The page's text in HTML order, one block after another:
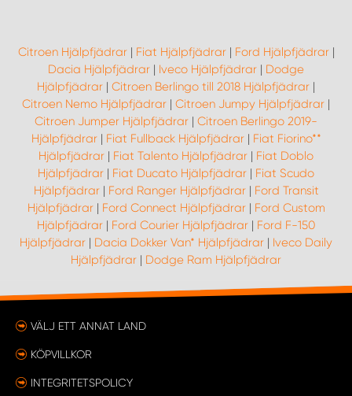
Citroen Hjälpfjädrar| Fiat Hjälpfjädrar| Ford Hjälpfjädrar|
Dacia Hjälpfjädrar | Iveco Hjälpfjädrar | Dodge
Hjälpfjädrar | Citroen Berlingo till 2018 Hjälpfjädrar |
Citroen Nemo Hjälpfjädrar | Citroen Jumpy Hjälpfjädrar |
Citroen Jumper Hjälpfjädrar | Citroen Berlingo 2019-
Hjälpfjädrar| Fiat Fullback Hjälpfjädrar| Fiat Fiorino**
Hjälpfjädrar | Fiat Talento Hjälpfjädrar | Fiat Doblo
Hjälpfjädrar | Fiat Ducato Hjälpfjädrar | Fiat Scudo
Hjälpfjädrar| Ford Ranger Hjälpfjädrar| Ford Transit
Hjälpfjädrar| Ford Connect Hjälpfjädrar| Ford Custom
Hjälpfjädrar | Ford Courier Hjälpfjädrar | Ford F-150
Hjälpfjädrar | Dacia Dokker Van* Hjälpfjädrar | Iveco Daily
Hjälpfjädrar | Dodge Ram Hjälpfjädrar
VÄLJ ETT ANNAT LAND
KÖPVILLKOR
INTEGRITETSPOLICY
WORK SYSTEM UPPSALA
WORK SYSTEM VARBERG
WORK SYSTEM VÄRNAMO
WORK SYSTEM VÄSTERÅS
WORK SYSTEM VÄXJÖ
WORK SYSTEM ÖREBRO